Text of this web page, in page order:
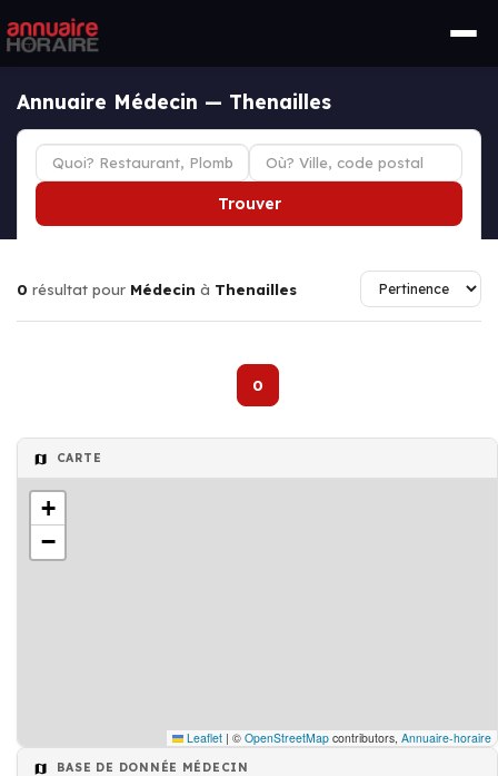
Annuaire Médecin — Thenailles
Trouver
0 résultat pour Médecin à Thenailles
0
CARTE
+
−
Leaflet | © OpenStreetMap contributors, Annuaire-horaire
BASE DE DONNÉE MÉDECIN